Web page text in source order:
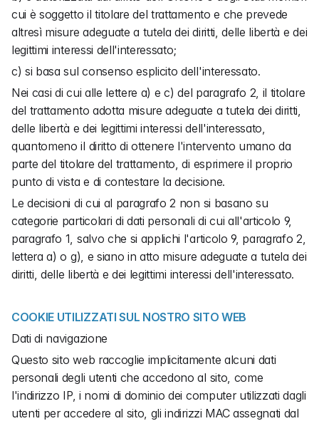
cui è soggetto il titolare del trattamento e che prevede
altresì misure adeguate a tutela dei diritti, delle libertà e dei
legittimi interessi dell'interessato;
c) si basa sul consenso esplicito dell'interessato.
Nei casi di cui alle lettere a) e c) del paragrafo 2, il titolare
del trattamento adotta misure adeguate a tutela dei diritti,
delle libertà e dei legittimi interessi dell'interessato,
quantomeno il diritto di ottenere l'intervento umano da
parte del titolare del trattamento, di esprimere il proprio
punto di vista e di contestare la decisione.
Le decisioni di cui al paragrafo 2 non si basano su
categorie particolari di dati personali di cui all'articolo 9,
paragrafo 1, salvo che si applichi l'articolo 9, paragrafo 2,
lettera a) o g), e siano in atto misure adeguate a tutela dei
diritti, delle libertà e dei legittimi interessi dell'interessato.
COOKIE UTILIZZATI SUL NOSTRO SITO WEB
Dati di navigazione
Questo sito web raccoglie implicitamente alcuni dati
personali degli utenti che accedono al sito, come
l'indirizzo IP, i nomi di dominio dei computer utilizzati dagli
utenti per accedere al sito, gli indirizzi MAC assegnati dal